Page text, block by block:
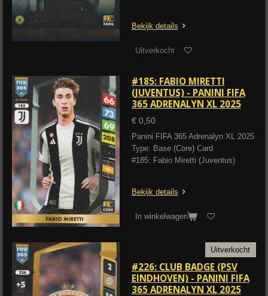
Bekijk details
Uitverkocht
#185: FABIO MIRETTI
(JUVENTUS) - PANINI FIFA
365 ADRENALYN XL 2025
€ 0,50
Panini FIFA 365 Adrenalyn XL 2025
Type: Base (Core) Card
#185: Fabio Miretti (Juventus)
Bekijk details
In winkelwagen
Uitverkocht
#226: CLUB BADGE (PSV
EINDHOVEN) - PANINI FIFA
365 ADRENALYN XL 2025